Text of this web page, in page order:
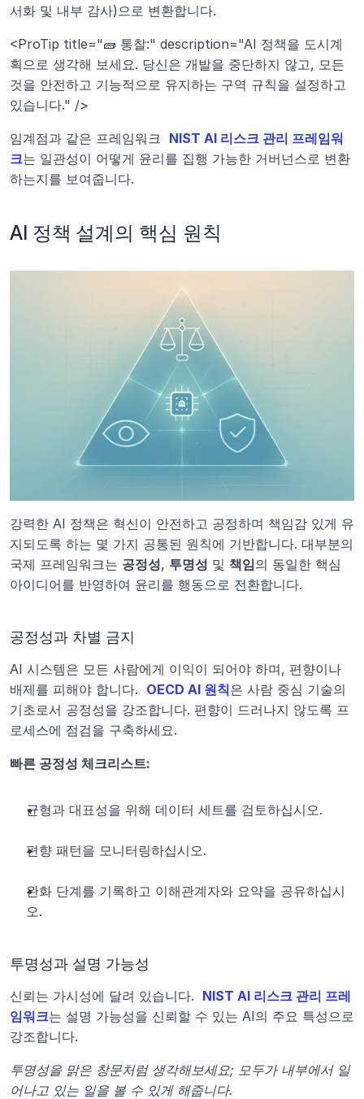
서화 및 내부 감사)으로 변환합니다.
<ProTip title="🧱 통찰:" description="AI 정책을 도시계
획으로 생각해 보세요. 당신은 개발을 중단하지 않고, 모든
것을 안전하고 기능적으로 유지하는 구역 규칙을 설정하고
있습니다." />
임계점과 같은 프레임워크 NIST AI 리스크 관리 프레임워
크는 일관성이 어떻게 윤리를 집행 가능한 거버넌스로 변환
하는지를 보여줍니다.
AI 정책 설계의 핵심 원칙
강력한 AI 정책은 혁신이 안전하고 공정하며 책임감 있게 유
지되도록 하는 몇 가지 공통된 원칙에 기반합니다. 대부분의
국제 프레임워크는 공정성, 투명성 및 책임의 동일한 핵심
아이디어를 반영하여 윤리를 행동으로 전환합니다.
공정성과 차별 금지
AI 시스템은 모든 사람에게 이익이 되어야 하며, 편향이나
배제를 피해야 합니다. OECD AI 원칙은 사람 중심 기술의
기초로서 공정성을 강조합니다. 편향이 드러나지 않도록 프
로세스에 점검을 구축하세요.
빠른 공정성 체크리스트:
균형과 대표성을 위해 데이터 세트를 검토하십시오.
편향 패턴을 모니터링하십시오.
완화 단계를 기록하고 이해관계자와 요약을 공유하십시
오.
투명성과 설명 가능성
신뢰는 가시성에 달려 있습니다. NIST AI 리스크 관리 프레
임워크는 설명 가능성을 신뢰할 수 있는 AI의 주요 특성으로
강조합니다.
투명성을 맑은 창문처럼 생각해보세요; 모두가 내부에서 일
어나고 있는 일을 볼 수 있게 해줍니다.